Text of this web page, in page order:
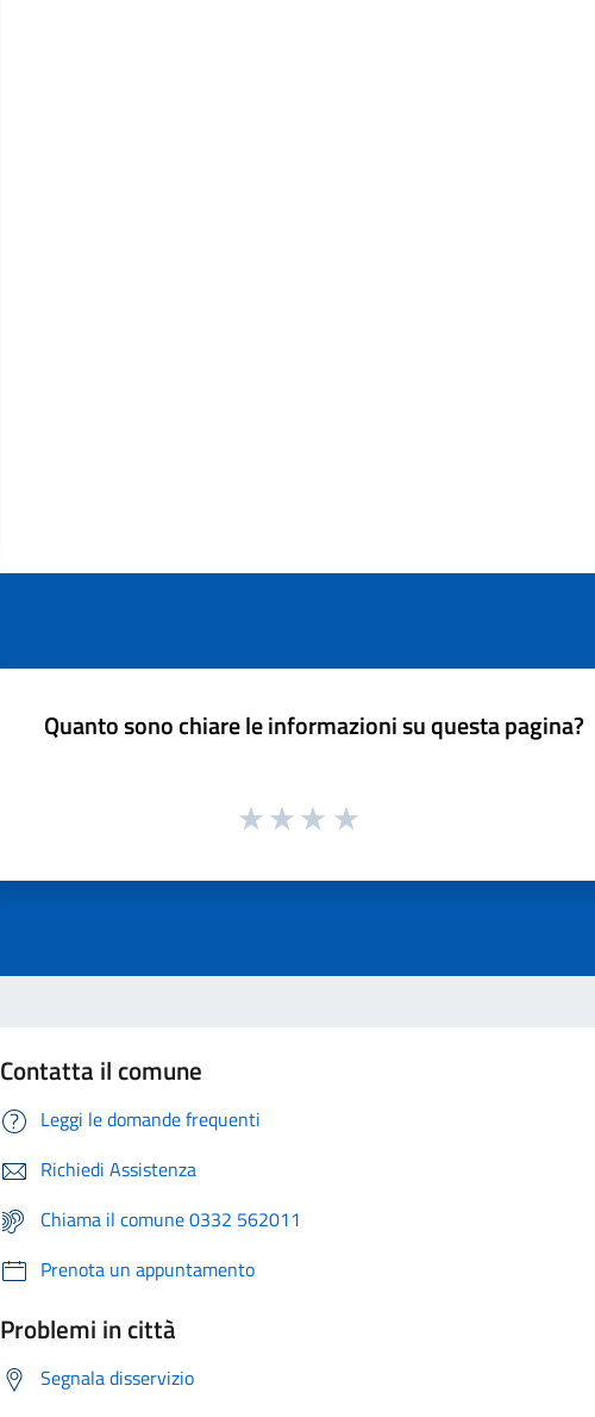
Quanto sono chiare le informazioni su questa pagina?
Contatta il comune
Leggi le domande frequenti
Richiedi Assistenza
Chiama il comune 0332 562011
Prenota un appuntamento
Problemi in città
Segnala disservizio